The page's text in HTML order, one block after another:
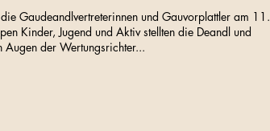
Gaudeandlvertreterinnen und Gauvorplattler am 11.
Kinder, Jugend und Aktiv stellten die Deandl und
Augen der Wertungsrichter...